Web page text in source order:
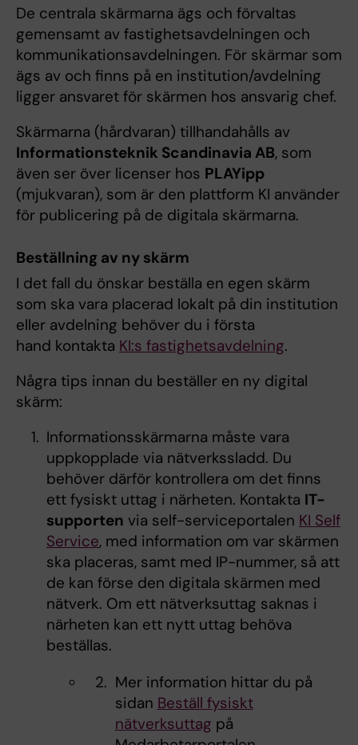
De centrala skärmarna ägs och förvaltas
gemensamt av fastighetsavdelningen och
kommunikationsavdelningen. För skärmar som
ägs av och finns på en institution/avdelning
ligger ansvaret för skärmen hos ansvarig chef.
Skärmarna (hårdvaran) tillhandahålls av
Informationsteknik Scandinavia AB, som
även ser över licenser hos PLAYipp
(mjukvaran), som är den plattform KI använder
för publicering på de digitala skärmarna.
Beställning av ny skärm
I det fall du önskar beställa en egen skärm
som ska vara placerad lokalt på din institution
eller avdelning behöver du i första
hand kontakta KI:s fastighetsavdelning.
Några tips innan du beställer en ny digital
skärm:
Informationsskärmarna måste vara
uppkopplade via nätverkssladd. Du
behöver därför kontrollera om det finns
ett fysiskt uttag i närheten. Kontakta IT-
supporten via self-serviceportalen KI Self
Service, med information om var skärmen
ska placeras, samt med IP-nummer, så att
de kan förse den digitala skärmen med
nätverk. Om ett nätverksuttag saknas i
närheten kan ett nytt uttag behöva
beställas.
Mer information hittar du på
sidan Beställ fysiskt
nätverksuttag på